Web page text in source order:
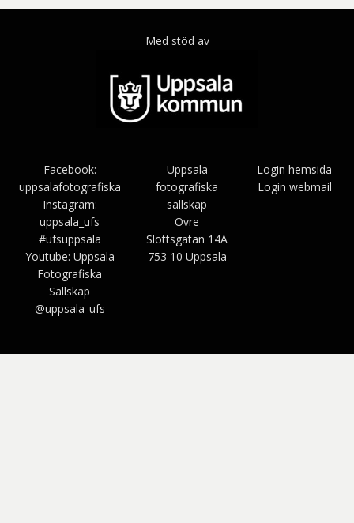
Med stöd av
Facebook:
uppsalafotografiska
Instagram:
uppsala_ufs
#ufsuppsala
Youtube: Uppsala
Fotografiska
Sällskap
@uppsala_ufs
Uppsala
fotografiska
sällskap
Övre
Slottsgatan 14A
753 10 Uppsala
Login hemsida
Login webmail